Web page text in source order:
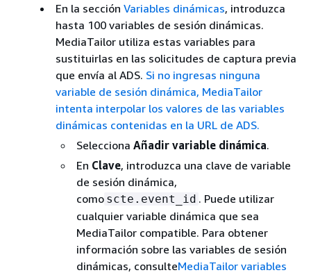
En la sección Variables dinámicas, introduzca
hasta 100 variables de sesión dinámicas.
MediaTailor utiliza estas variables para
sustituirlas en las solicitudes de captura previa
que envía al ADS. Si no ingresas ninguna
variable de sesión dinámica, MediaTailor
intenta interpolar los valores de las variables
dinámicas contenidas en la URL de ADS.
Selecciona Añadir variable dinámica.
En Clave, introduzca una clave de variable
de sesión dinámica,
como scte.event_id . Puede utilizar
cualquier variable dinámica que sea
MediaTailor compatible. Para obtener
información sobre las variables de sesión
dinámicas, consulteMediaTailor variables